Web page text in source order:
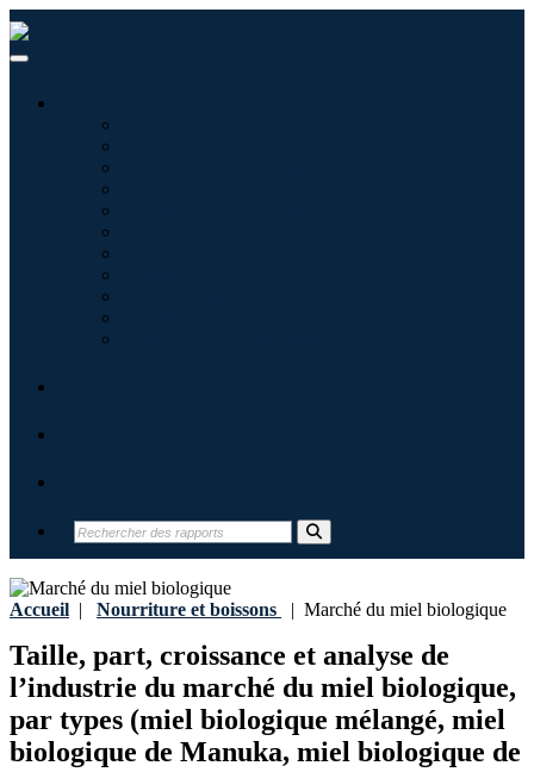
Accueil | Nourriture et boissons | Marché du miel biologique
Taille, part, croissance et analyse de
l’industrie du marché du miel biologique,
par types (miel biologique mélangé, miel
biologique de Manuka, miel biologique de